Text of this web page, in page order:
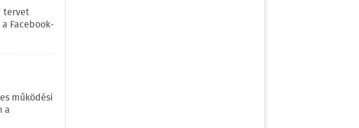
tervet
Facebook-
működési
a